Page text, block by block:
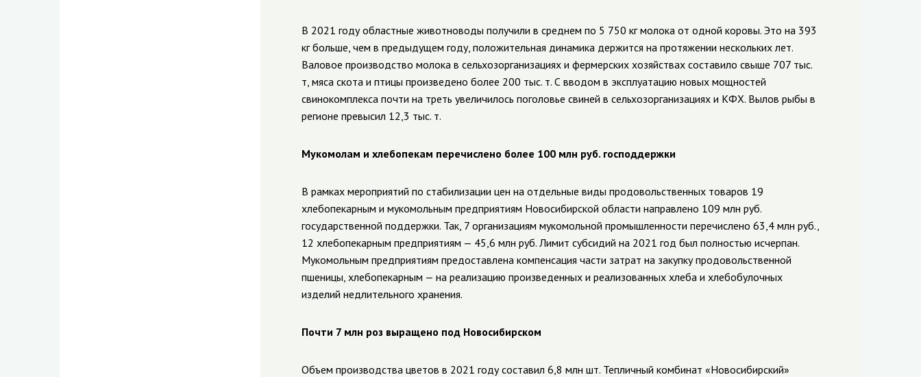
В 2021 году областные животноводы получили в среднем по 5 750 кг молока от одной коровы. Это на 393
кг больше, чем в предыдущем году, положительная динамика держится на протяжении нескольких лет.
Валовое производство молока в сельхозорганизациях и фермерских хозяйствах составило свыше 707 тыс.
т, мяса скота и птицы произведено более 200 тыс. т. С вводом в эксплуатацию новых мощностей
свинокомплекса почти на треть увеличилось поголовье свиней в сельхозорганизациях и КФХ. Вылов рыбы в
регионе превысил 12,3 тыс. т.
Мукомолам и хлебопекам перечислено более 100 млн руб. господдержки
В рамках мероприятий по стабилизации цен на отдельные виды продовольственных товаров 19
хлебопекарным и мукомольным предприятиям Новосибирской области направлено 109 млн руб.
государственной поддержки. Так, 7 организациям мукомольной промышленности перечислено 63,4 млн руб.,
12 хлебопекарным предприятиям — 45,6 млн руб.Лимит субсидий на 2021 год был полностью исчерпан.
Мукомольным предприятиям предоставлена компенсация части затрат на закупку продовольственной
пшеницы, хлебопекарным — на реализацию произведенных и реализованных хлеба и хлебобулочных
изделий недлительного хранения.
Почти 7 млн роз выращено под Новосибирском
Объем производства цветов в 2021 году составил 6,8 млн шт. Тепличный комбинат «Новосибирский»